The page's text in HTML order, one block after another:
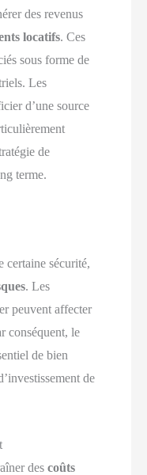
des revenus
locatifs. Ces
sous forme de
Les
d’une source
de
terme.
certaine sécurité,
. Les
peuvent affecter
conséquent, le
de bien
de
descoûts